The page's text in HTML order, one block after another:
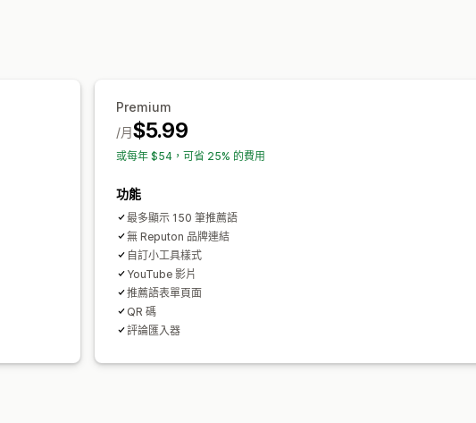
Premium
$5.99
/月
或每年 $54，可省 25% 的費用
功能
最多顯示 150 筆推薦語
無 Reputon 品牌連結
自訂小工具樣式
YouTube 影片
推薦語表單頁面
QR 碼
評論匯入器